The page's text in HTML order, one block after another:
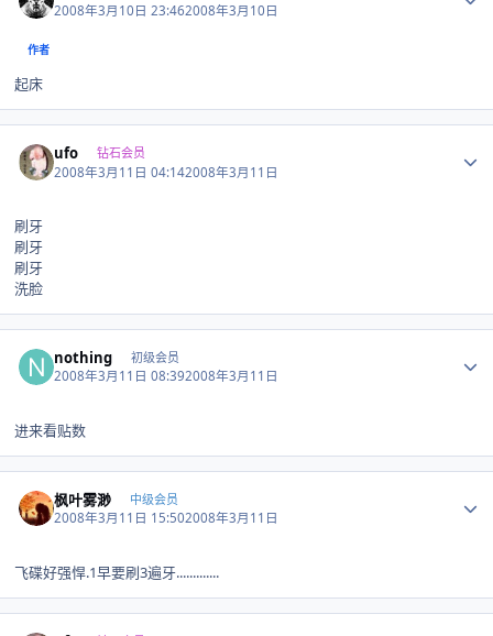
2008年3月10日 23:462008年3月10日
作者
起床
ufo 钻石会员
2008年3月11日 04:142008年3月11日
刷牙
刷牙
刷牙
洗脸
nothing 初级会员
2008年3月11日 08:392008年3月11日
进来看贴数
枫叶雾渺 中级会员
2008年3月11日 15:502008年3月11日
飞碟好强悍.1早要刷3遍牙.............